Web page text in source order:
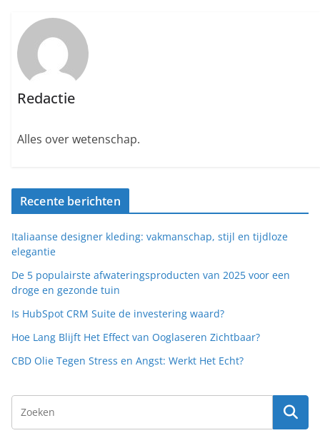
Redactie
Alles over wetenschap.
Recente berichten
Italiaanse designer kleding: vakmanschap, stijl en tijdloze
elegantie
De 5 populairste afwateringsproducten van 2025 voor een
droge en gezonde tuin
Is HubSpot CRM Suite de investering waard?
Hoe Lang Blijft Het Effect van Ooglaseren Zichtbaar?
CBD Olie Tegen Stress en Angst: Werkt Het Echt?